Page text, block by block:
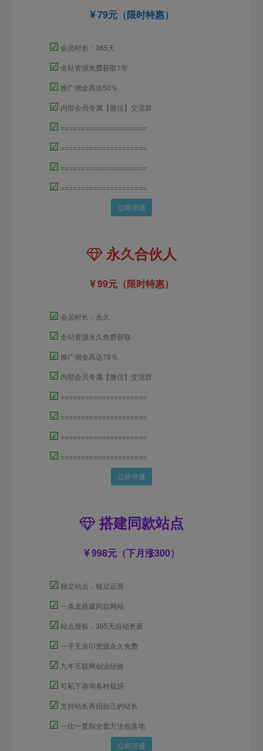
79元（限时特惠）
☑ 会员时长：365天
☑ 全站资源免费获取1年
☑ 推广佣金高达50％
☑ 内部会员专属【微信】交流群
☑ =====================
☑ =====================
☑ =====================
☑ =====================
立即开通
永久合伙人
99元（限时特惠）
☑ 会员时长：永久
☑ 全站资源永久免费获取
☑ 推广佣金高达70％
☑ 内部会员专属【微信】交流群
☑ =====================
☑ =====================
☑ =====================
☑ =====================
立即开通
搭建同款站点
998元（下月涨300）
☑ 独立站点，独立运营
☑ 一条龙搭建同款网站
☑ 站点授权，365天自动更新
☑ 一手无水印资源永久免费
☑ 九年互联网创业经验
☑ 可私下咨询各种疑惑
☑ 支持站长再招自己的站长
☑ 一比一复制全套方法包落地
立即开通